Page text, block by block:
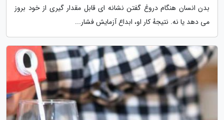
بدن انسان هنگام دروغ گفتن نشانه ای قابل مقدار گیری از خود بروز
می دهد یا نه. نتیجهٔ کار او، ابداع آزمایش فشار...